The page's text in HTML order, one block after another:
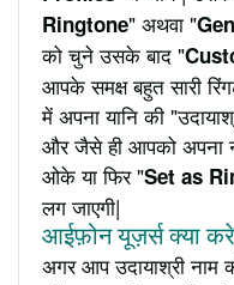
Ringtone" अथवा "
को चुने उसके बाद "
आपके समक्ष बहुत सारी
में अपना यानि की
और जैसे ही आपको अपना
ओके या फिर "Set as
लग जाएगी|
आईफ़ोन यूज़र्स क्या
अगर आप उदायाश्री नाम